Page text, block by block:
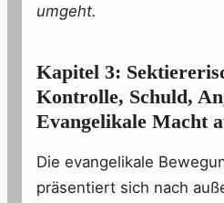
umgeht.
Kapitel 3:
Kontrolle, Schuld,
Evangelikale Macht
Die evangelikale
präsentiert sich nach